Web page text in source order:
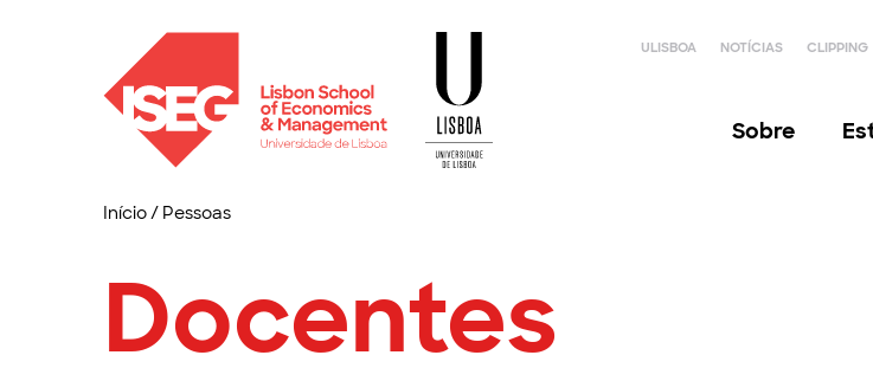
ULISBOA NOTÍCIAS CLIPPING
Sobre
Início/ Pessoas
Docentes